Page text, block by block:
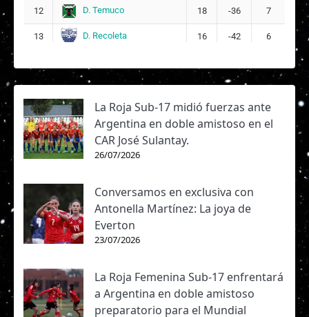
12 D. Temuco 18 -36 7
13 D. Recoleta 16 -42 6
La Roja Sub-17 midió fuerzas ante
Argentina en doble amistoso en el
CAR José Sulantay.
26/07/2026
Conversamos en exclusiva con
Antonella Martínez: La joya de
Everton
23/07/2026
La Roja Femenina Sub-17 enfrentará
a Argentina en doble amistoso
preparatorio para el Mundial